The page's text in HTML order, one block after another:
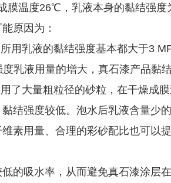
膜温度26℃，乳液本身的黏结强度
原因为：
所用乳液的黏结强度基本都大于3
乳液用量的增大，真石漆产品黏结
用了大量粗粒径的砂粒，在干燥成
结强度较低。泡水后乳液含量少
素用量、合理的彩砂配比也可以
的吸水率，从而避免真石漆涂层